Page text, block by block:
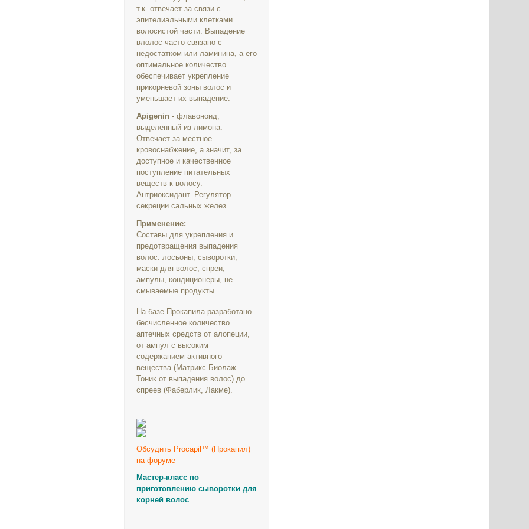
т.к. отвечает за связи с
эпителиальными клетками
волосистой части. Выпадение
влолос часто связано с
недостатком или ламинина, а его
оптимальное количество
обеспечивает укрепление
прикорневой зоны волос и
уменьшает их выпадение.
Apigenin -флавоноид,
выделенный из лимона.
Отвечает за местное
кровоснабжение, а значит, за
доступное и качественное
поступление питательных
веществ к волосу.
Антриоксидант. Регулятор
секреции сальных желез.
Применение:
Составы для укрепления и
предотвращения выпадения
волос: лосьоны, сыворотки,
маски для волос, спреи,
ампулы, кондиционеры, не
смываемые продукты.
На базе Прокапила разработано
бесчисленное количество
аптечных средств от алопеции,
от ампул с высоким
содержанием активного
вещества (Матрикс Биолаж
Тоник от выпадения волос) до
спреев (Фаберлик, Лакме).
Обсудить Procapil™ (Прокапил)
на форуме
Мастер-класс по
приготовлению сыворотки для
корней волос